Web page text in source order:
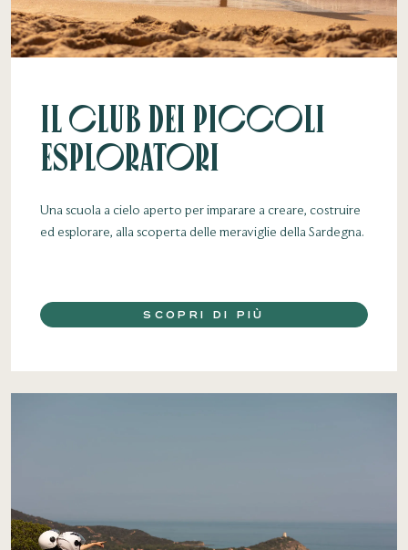
Il Club dei Piccoli
Esploratori
Una scuola a cielo aperto per imparare a creare, costruire
ed esplorare, alla scoperta delle meraviglie della Sardegna.
SCOPRI DI PIÙ